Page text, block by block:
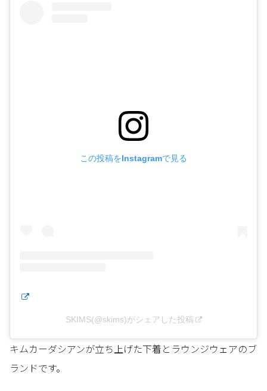
この投稿をInstagramで見る
SKIMS(@skims)がシェアした投稿
キムカーダシアンが立ち上げた下着とラウンジウェアのブ
ランドです。